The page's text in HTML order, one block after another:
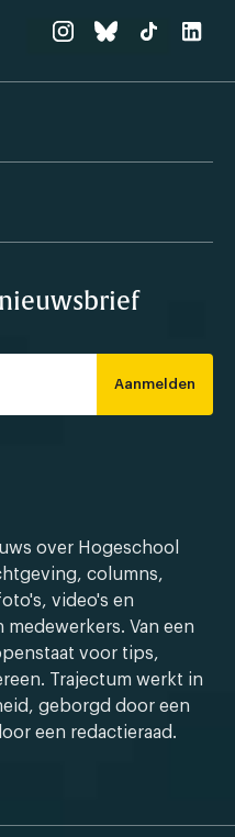
Aanmelden
over Hogeschool
columns,
video's en
Van een
voor tips,
Trajectum werkt in
geborgd door een
een redactieraad.